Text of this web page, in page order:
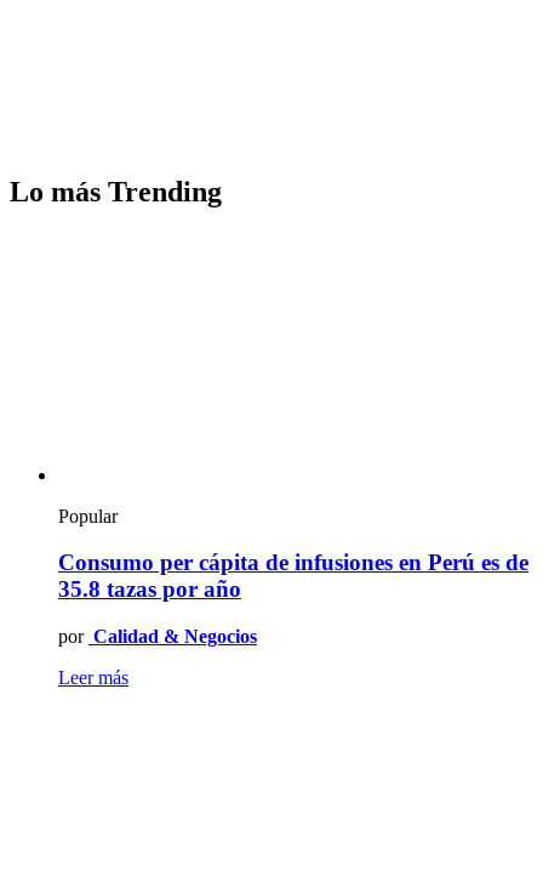
Lo más Trending
Popular
Consumo per cápita de infusiones en Perú es de
35.8 tazas por año
por Calidad & Negocios
Leer más